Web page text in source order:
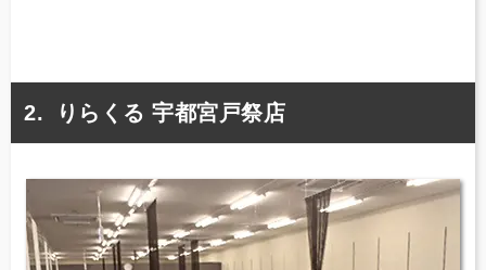
りらくる 宇都宮戸祭店